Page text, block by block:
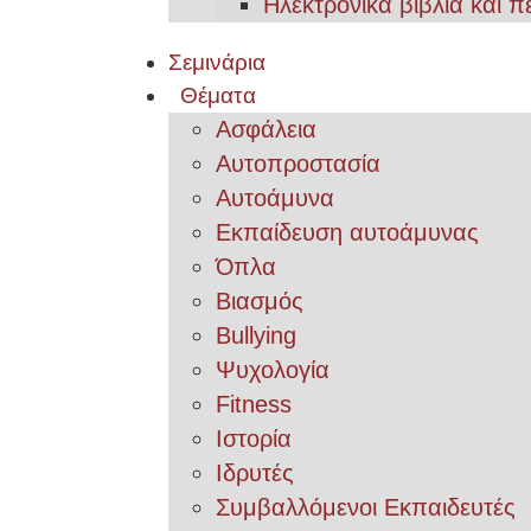
Σεμινάρια
Θέματα
Ασφάλεια
Αυτοπροστασία
Αυτοάμυνα
Εκπαίδευση αυτοάμυνας
Όπλα
Βιασμός
Bullying
Ψυχολογία
Fitness
Ιστορία
Ιδρυτές
Συμβαλλόμενοι Εκπαιδευτές